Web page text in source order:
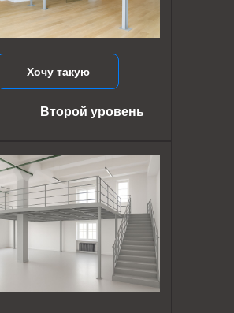
Хочу такую
Второй уровень